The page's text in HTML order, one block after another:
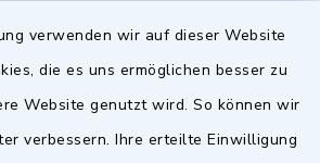
verwenden wir auf dieser Website
die es uns ermöglichen besser zu
Website genutzt wird. So können wir
verbessern. Ihre erteilte Einwilligung